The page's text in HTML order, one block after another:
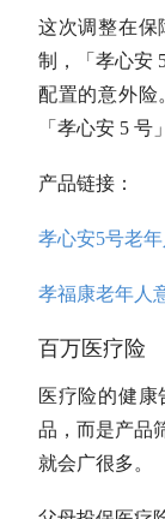
这次调整在保
制，「孝心安
配置的意外险
「孝心安 5 号
产品链接：
孝心安5号老
孝福康老年人
百万医疗险
医疗险的健
品，而是产品
就会广很多。